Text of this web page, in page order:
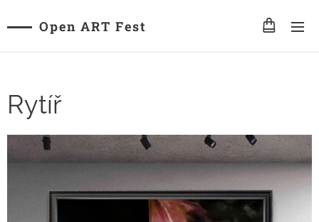
Open ART Fest
Rytíř